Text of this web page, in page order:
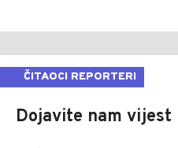
ČITAOCI REPORTERI
Dojavite nam vijest